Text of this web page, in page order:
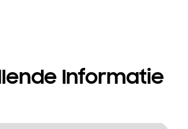
Informatie